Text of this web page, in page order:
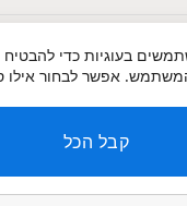
בעוגיות כדי
אפשר לבחור אילו
קבל הכל